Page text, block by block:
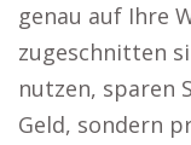
genau auf Ihre
zugeschnitten
nutzen, sparen
Geld, sondern